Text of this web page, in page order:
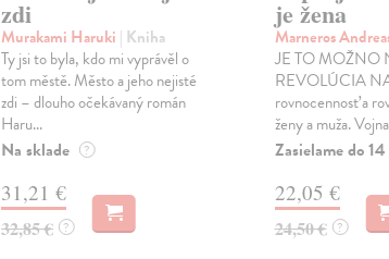
zdi
Murakami Haruki | Kniha
Ty jsi to byla, kdo mi vyprávěl o
tom městě. Město a jeho nejisté
zdi – dlouho očekávaný román
Haru...
Na sklade ?
31,21 €
32,85 € ?
je žena
Marneros
JE TO MOŽNO
REVOLÚCIA
rovnocennosť a
ženy a muža.
Zasielame do
22,05 €
24,50 € ?